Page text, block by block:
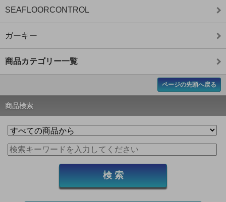
SEAFLOORCONTROL
ガーキー
商品カテゴリー一覧
ページの先頭へ戻る
商品検索